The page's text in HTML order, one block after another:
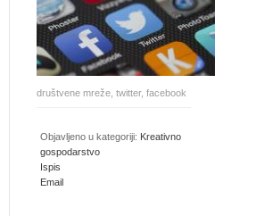
društvene mreže, twitter, facebook
Objavljeno u kategoriji: Kreativno
gospodarstvo
Ispis
Email